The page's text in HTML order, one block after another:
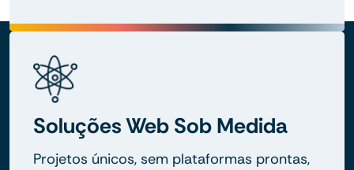
Soluções Web Sob Medida
Projetos únicos, sem plataformas prontas,